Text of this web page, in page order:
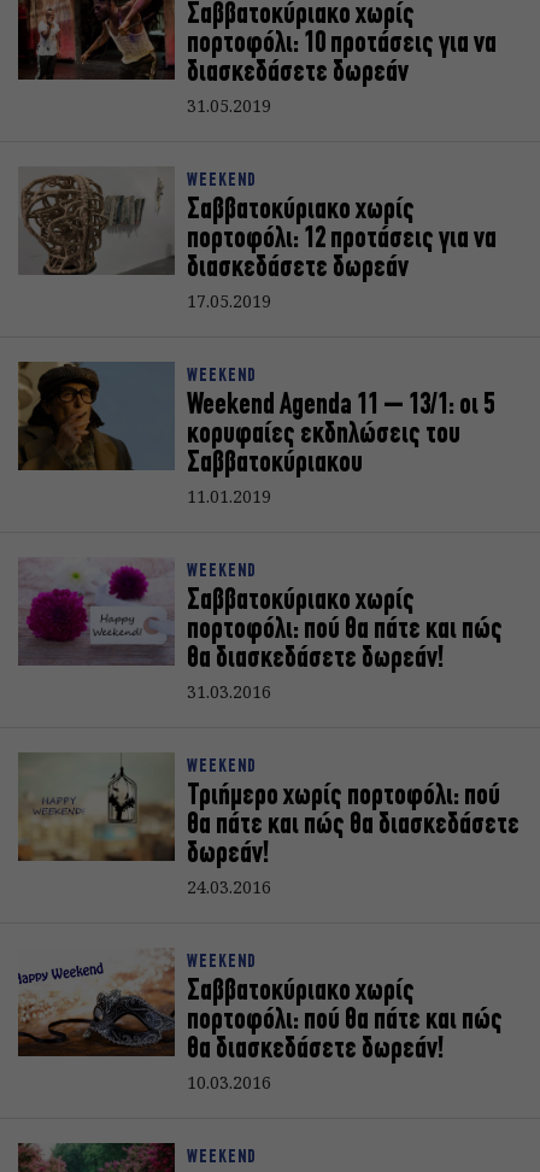
Σαββατοκύριακο χωρίς
πορτοφόλι: 10 προτάσεις για να
διασκεδάσετε δωρεάν
31.05.2019
WEEKEND
Σαββατοκύριακο χωρίς
πορτοφόλι: 12 προτάσεις για να
διασκεδάσετε δωρεάν
17.05.2019
WEEKEND
Weekend Agenda 11 – 13/1: oι 5
κορυφαίες εκδηλώσεις του
Σαββατοκύριακoυ
11.01.2019
WEEKEND
Σαββατοκύριακο χωρίς
πορτοφόλι: πού θα πάτε και πώς
θα διασκεδάσετε δωρεάν!
31.03.2016
WEEKEND
Τριήμερο χωρίς πορτοφόλι: πού
θα πάτε και πώς θα διασκεδάσετε
δωρεάν!
24.03.2016
WEEKEND
Σαββατοκύριακο χωρίς
πορτοφόλι: πού θα πάτε και πώς
θα διασκεδάσετε δωρεάν!
10.03.2016
WEEKEND